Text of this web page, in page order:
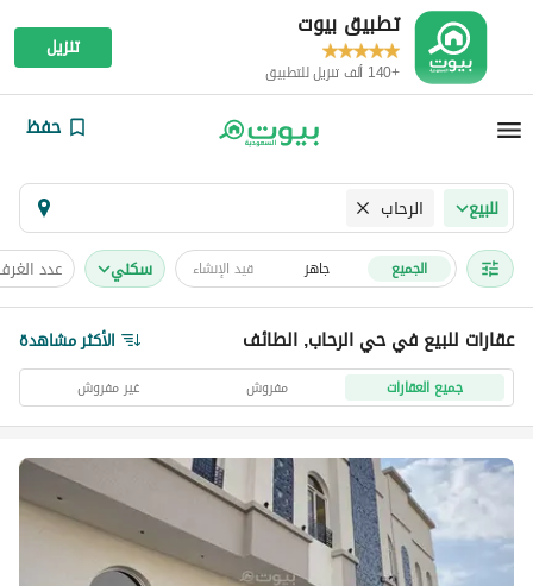
تطبيق بيوت
+140 ألف تنزيل للتطبيق
تنزيل
حفظ
للبيع الرحاب
الجميع جاهز قيد الإنشاء سكني عدد
عقارات للبيع في حي الرحاب, الطائف الأكثر مشاهدة
جميع العقارات مفروش غير مفروش